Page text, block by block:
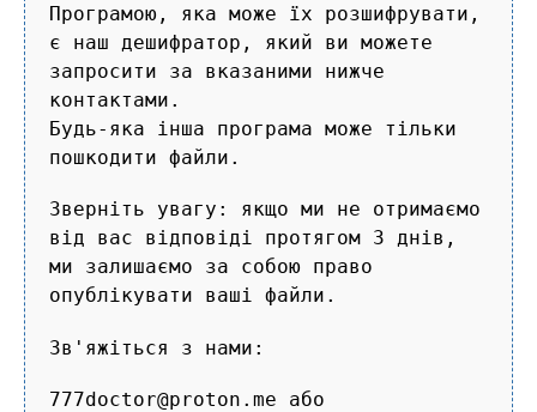
Програмою, яка може їх розшифрувати,
є наш дешифратор, який ви можете
запросити за вказаними нижче
контактами.
Будь-яка інша програма може тільки
пошкодити файли.
Зверніть увагу: якщо ми не отримаємо
від вас відповіді протягом 3 днів,
ми залишаємо за собою право
опублікувати ваші файли.
Зв'яжіться з нами:
777doctor@proton.me або